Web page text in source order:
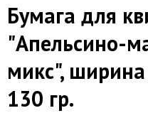
Бумага для
"Апельсино-
микс",
130 гр.